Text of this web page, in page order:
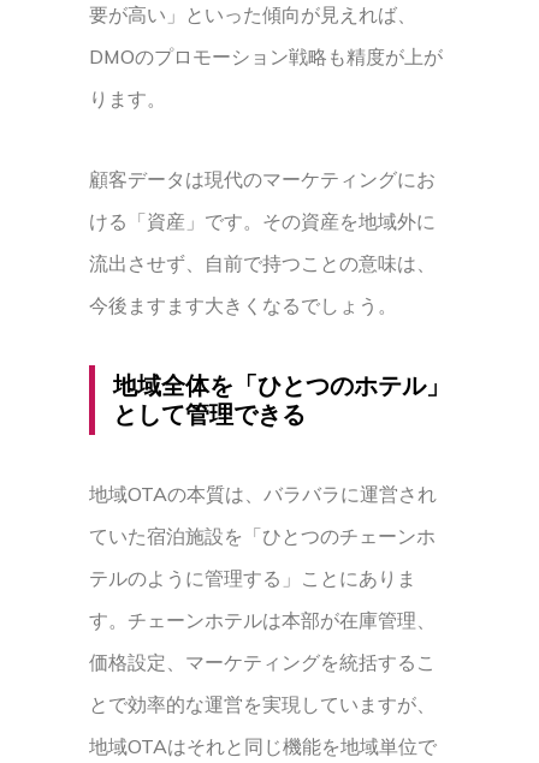
要が高い」といった傾向が見えれば、
DMOのプロモーション戦略も精度が上が
ります。
顧客データは現代のマーケティングにお
ける「資産」です。その資産を地域外に
流出させず、自前で持つことの意味は、
今後ますます大きくなるでしょう。
地域全体を「ひとつのホテル」
として管理できる
地域OTAの本質は、バラバラに運営され
ていた宿泊施設を「ひとつのチェーンホ
テルのように管理する」ことにありま
す。チェーンホテルは本部が在庫管理、
価格設定、マーケティングを統括するこ
とで効率的な運営を実現していますが、
地域OTAはそれと同じ機能を地域単位で